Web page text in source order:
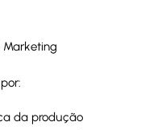
da produção